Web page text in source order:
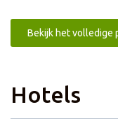
Bekijk het volledige
Hotels